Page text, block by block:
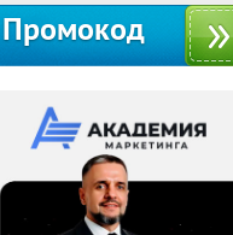
Промокод